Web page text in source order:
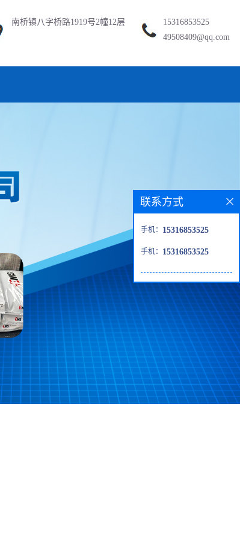
南桥镇八字桥路1919号2幢12层
15316853525
49508409@qq.com
联系方式
手机： 15316853525
手机： 15316853525